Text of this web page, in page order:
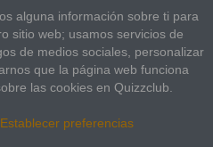
alguna información sobre ti para
sitio web; usamos servicios de
de medios sociales, personalizar
que la página web funciona
las cookies en Quizzclub.
Establecer preferencias